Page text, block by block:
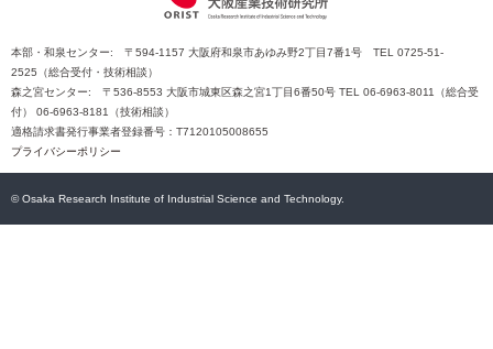
本部・和泉センター: 〒594-1157 大阪府和泉市あゆみ野2丁目7番1号 TEL 0725-51-
2525（総合受付・技術相談）
森之宮センター: 〒536-8553 大阪市城東区森之宮1丁目6番50号 TEL 06-6963-8011（総合受
付） 06-6963-8181（技術相談）
適格請求書発行事業者登録番号：T7120105008655
プライバシーポリシー
© Osaka Research Institute of Industrial Science and Technology.